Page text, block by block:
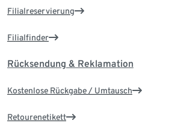
Filialreservierung
Filialfinder
Rücksendung & Reklamation
Kostenlose Rückgabe / Umtausch
Retourenetikett